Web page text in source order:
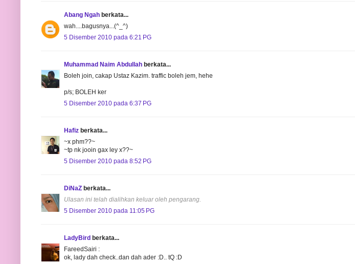
Abang Ngah berkata...
wah....bagusnya...(^_^)
5 Disember 2010 pada 6:21 PG
Muhammad Naim Abdullah berkata...
Boleh join, cakap Ustaz Kazim. traffic boleh jem, hehe
p/s; BOLEH ker
5 Disember 2010 pada 6:37 PG
Hafiz berkata...
~x phm??~
~tp nk jooin gax ley x??~
5 Disember 2010 pada 8:52 PG
DiNaZ berkata...
Ulasan ini telah dialihkan keluar oleh pengarang.
5 Disember 2010 pada 11:05 PG
LadyBird berkata...
FareedSairi :
ok, lady dah check..dan dah ader :D.. tQ :D